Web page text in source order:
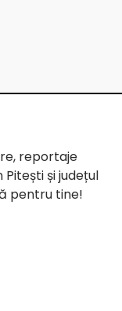
reportaje
și județul
pentru tine!